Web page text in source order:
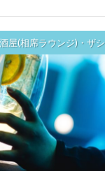
屋(相席ラウンジ)・ザ